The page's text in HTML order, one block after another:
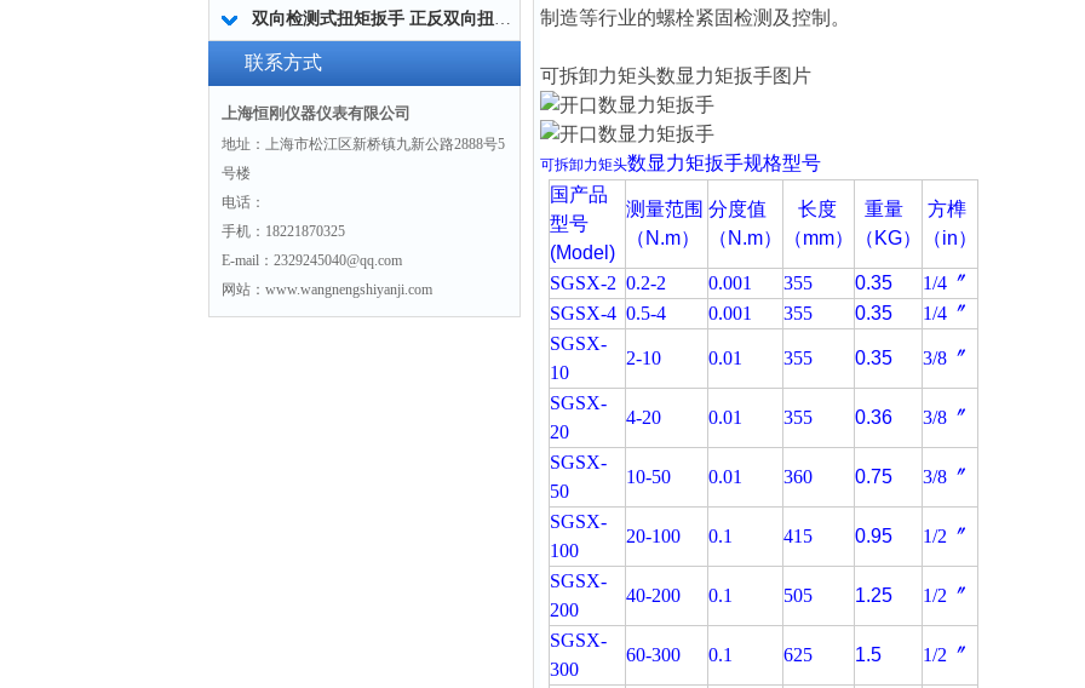
双向检测式扭矩扳手 正反双向扭力测试检测扳手 正旋反旋力矩扳手厂家
联系方式
上海恒刚仪器仪表有限公司
地址：上海市松江区新桥镇九新公路2888号5
号楼
电话：
手机：18221870325
E-mail：2329245040@qq.com
网站：www.wangnengshiyanji.com
制造等行业的螺栓紧固检测及控制。
可拆卸力矩头数显力矩扳手图片
可拆卸力矩头数显力矩扳手规格型号
国产品
型号
(Model)
测量范围
（N.m）
分度值
（N.m）
长度
（mm）
重量
（KG）
方榫
（in）
SGSX-2 0.2-2 0.001 355 0.35
1/4〞
SGSX-4 0.5-4 0.001 355 0.35
1/4〞
SGSX-
10
2-10 0.01 355 0.35 3/8〞
SGSX-
20
4-20 0.01 355 0.36 3/8〞
SGSX-
50
10-50 0.01 360 0.75 3/8〞
SGSX-
100
20-100 0.1 415 0.95 1/2〞
SGSX-
200
40-200 0.1 505 1.25 1/2〞
SGSX-
300
60-300 0.1 625 1.5 1/2〞